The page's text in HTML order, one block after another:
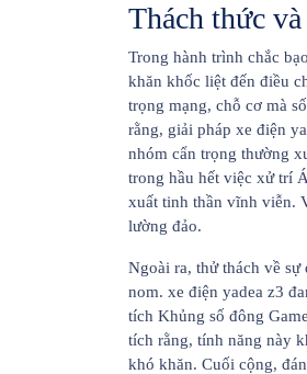
Thách thức
Trong hành trình chắc
khăn khốc liệt đến điều
trọng mạng, chỗ cơ mà
rằng, giải pháp xe điện
nhóm cẩn trọng thường
trong hầu hết việc xử trí
xuất tinh thần vĩnh viễn.
lường đảo.
Ngoài ra, thử thách về
nom. xe điện yadea z3
tích Khủng số đông
tích rằng, tính năng này
khó khăn. Cuối cộng,